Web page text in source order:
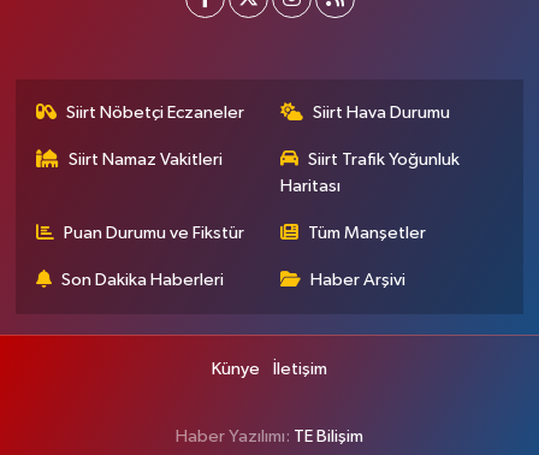
Siirt Nöbetçi Eczaneler Siirt Hava Durumu
Siirt Namaz Vakitleri
Siirt Trafik Yoğunluk
Haritası
Puan Durumu ve Fikstür Tüm Manşetler
Son Dakika Haberleri Haber Arşivi
Künye İletişim
Haber Yazılımı: TE Bilişim